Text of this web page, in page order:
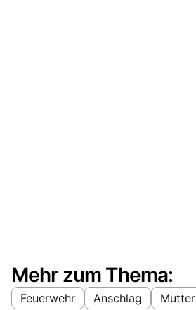
Mehr zum Thema:
Feuerwehr Anschlag Mutter